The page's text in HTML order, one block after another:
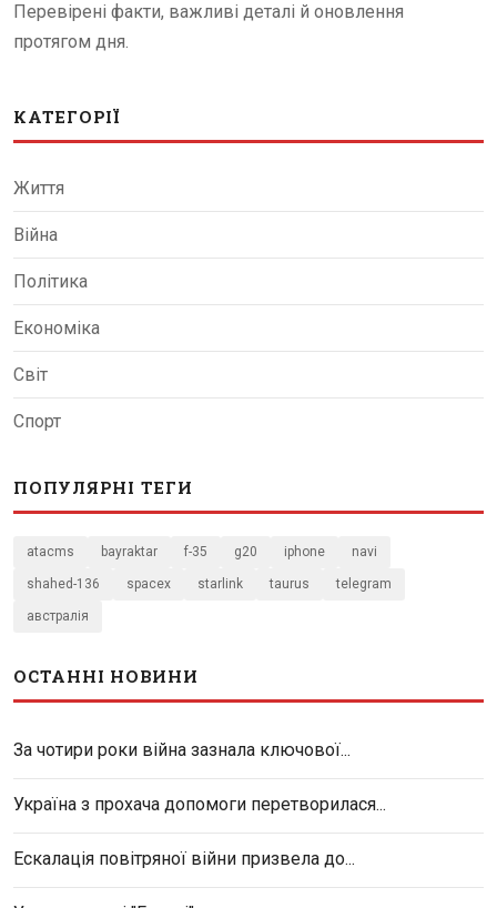
Перевірені факти, важливі деталі й оновлення
протягом дня.
КАТЕГОРІЇ
Життя
Війна
Політика
Економіка
Світ
Спорт
ПОПУЛЯРНІ ТЕГИ
atacms bayraktar f-35 g20 iphone navi
shahed-136 spacex starlink taurus telegram
австралія
ОСТАННІ НОВИНИ
За чотири роки війна зазнала ключової...
Україна з прохача допомоги перетворилася...
Ескалація повітряної війни призвела до...